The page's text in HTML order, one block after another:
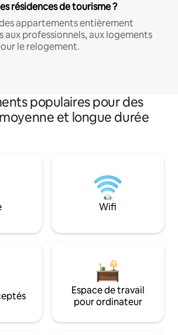
résidences de tourisme ?
appartements entièrement
aux professionnels, aux logements
le relogement.
populaires pour des
et longue durée
Wifi
Espace de travail
pour ordinateur